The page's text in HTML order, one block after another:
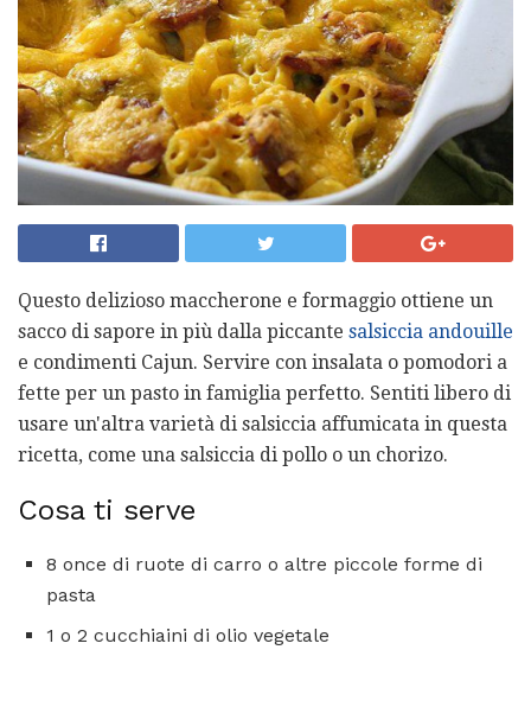
Questo delizioso maccherone e formaggio ottiene un
sacco di sapore in più dalla piccante salsiccia andouille
e condimenti Cajun. Servire con insalata o pomodori a
fette per un pasto in famiglia perfetto. Sentiti libero di
usare un'altra varietà di salsiccia affumicata in questa
ricetta, come una salsiccia di pollo o un chorizo.
Cosa ti serve
8 once di ruote di carro o altre piccole forme di
pasta
1 o 2 cucchiaini di olio vegetale